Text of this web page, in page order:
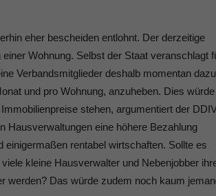
eher bescheiden entlohnt. Der derzeitige
Wohnung. Selbst der Staat veranschlagt
Verbandsmitglieder deshalb momentan
und pro Wohnung, anzuheben. Dies würde
stehen, argumentiert der
Hausverwaltungen eine höhere Bezahlung
einigermaßen rentabel wirtschaften. Sollte es
kleine Hausverwalter und Nebenjobber
werden? Das würde zudem noch kaum